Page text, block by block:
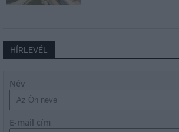
HÍRLEVÉL
Név
E-mail cím